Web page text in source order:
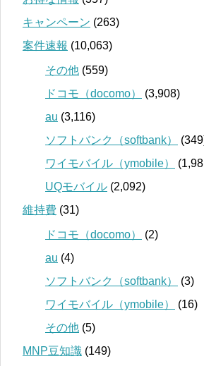
キャンペーン (263)
案件速報 (10,063)
その他 (559)
ドコモ（docomo）
(3,908)
au (3,116)
ソフトバンク（softbank）
ワイモバイル（ymobile）
UQモバイル (2,092)
維持費 (31)
ドコモ（docomo）
(2)
au (4)
ソフトバンク（softbank）
(3)
ワイモバイル（ymobile）
(16)
その他 (5)
MNP豆知識 (149)